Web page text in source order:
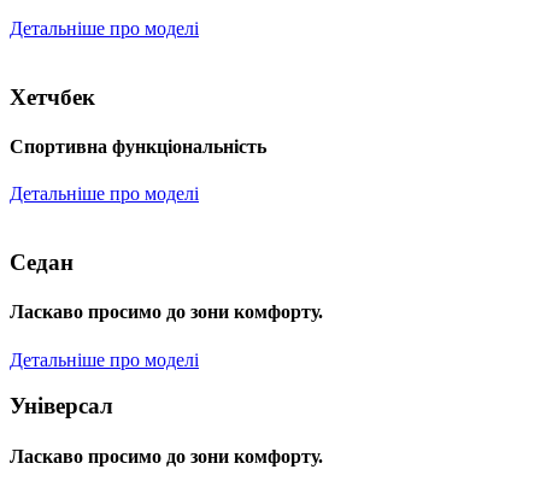
Детальніше про моделі
Хетчбек
Спортивна функціональність
Детальніше про моделі
Седан
Ласкаво просимо до зони комфорту.
Детальніше про моделі
Універсал
Ласкаво просимо до зони комфорту.